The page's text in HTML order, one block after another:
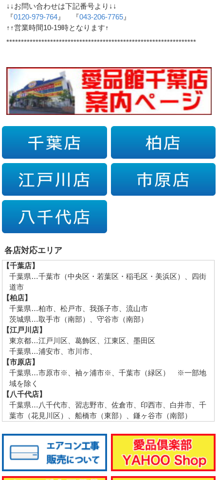
↓↓お問い合わせは下記番号より↓↓
『0120-979-764 』 『043-206-7765 』
↑↑営業時間10-19時となります↑
*****************************************************************
各店対応エリア
【千葉店】
千葉県…千葉市（中央区・若葉区・稲毛区・美浜区）、四街
道市
【柏店】
千葉県…柏市、松戸市、我孫子市、流山市
茨城県…取手市（南部）、守谷市（南部）
【江戸川店】
東京都…江戸川区、葛飾区、江東区、墨田区
千葉県…浦安市、市川市、
【市原店】
千葉県…市原市※、袖ヶ浦市※、千葉市（緑区） ※一部地
域を除く
【八千代店】
千葉県…八千代市、習志野市、佐倉市、印西市、白井市、千
葉市（花見川区）、船橋市（東部）、鎌ヶ谷市（南部）